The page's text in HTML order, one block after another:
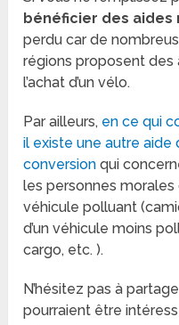
bénéficier des aides
perdu car de
régions proposent des
l’achat d’un vélo.
Par ailleurs, en ce qui
il existe une autre aide
conversion qui
les personnes morales
véhicule polluant
d’un véhicule moins
cargo, etc. ).
N’hésitez pas à
pourraient être